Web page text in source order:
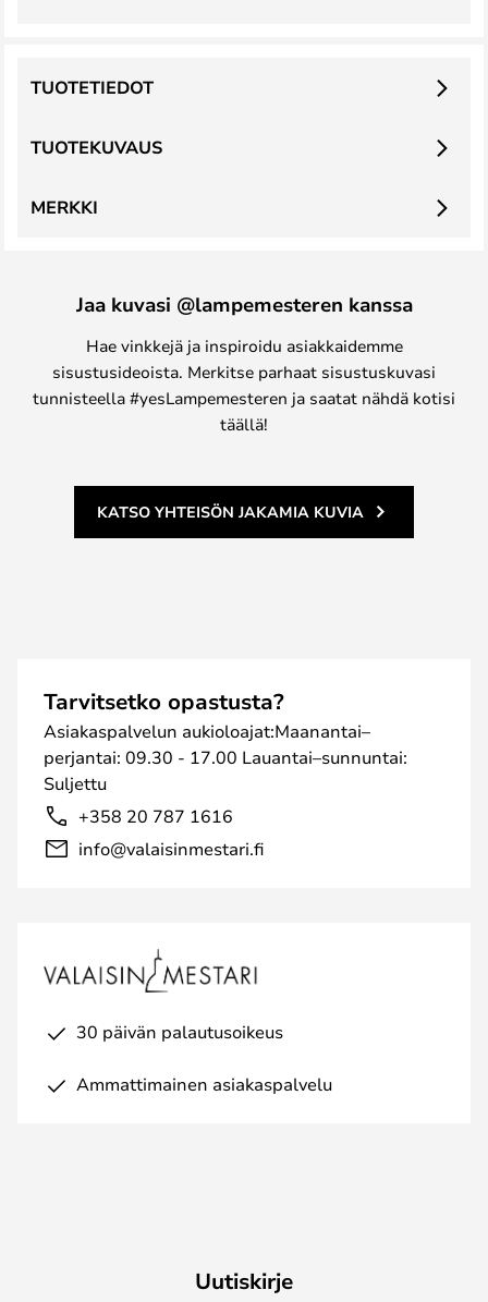
TUOTEKUVAUS
TUOTETIEDOT
MERKKI
Jaa kuvasi @lampemesteren kanssa
Hae vinkkejä ja inspiroidu asiakkaidemme
sisustusideoista. Merkitse parhaat sisustuskuvasi
tunnisteella #yesLampemesteren ja saatat nähdä kotisi
täällä!
KATSO YHTEISÖN JAKAMIA KUVIA
Tarvitsetko opastusta?
Asiakaspalvelun aukioloajat:Maanantai–
perjantai: 09.30 - 17.00 Lauantai–sunnuntai:
Suljettu
+358 20 787 1616
info@valaisinmestari.fi
30 päivän palautusoikeus
Ammattimainen asiakaspalvelu
Uutiskirje